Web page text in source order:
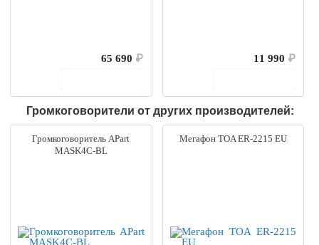
65 690 ₽
11 990 ₽
Громкоговорители от других производителей:
Громкоговоритель APart
MASK4C-BL
Мегафон TOA ER-2215 EU